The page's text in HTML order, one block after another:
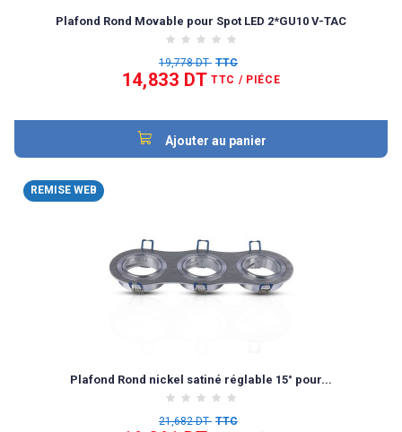
Plafond Rond Movable pour Spot LED 2*GU10 V-TAC
19,778 DT TTC
14,833 DT TTC / PIÉCE
Ajouter au panier
REMISE WEB
Plafond Rond nickel satiné réglable 15° pour...
21,682 DT TTC